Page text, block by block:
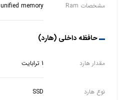
مشخصات Ram unified memory
حافظه داخلی (هارد)
مقدار هارد 1 ترابایت
نوع هارد SSD